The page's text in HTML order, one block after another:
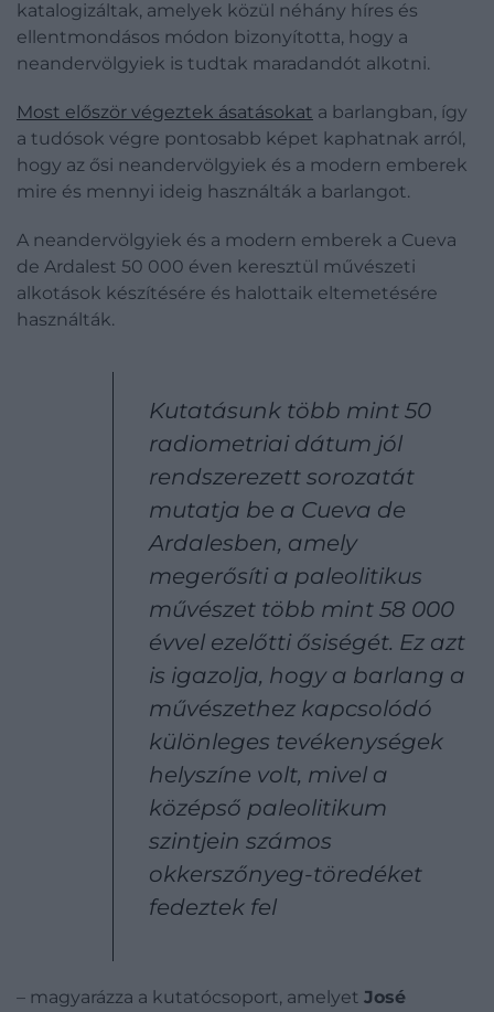
katalogizáltak, amelyek közül néhány híres és
ellentmondásos módon bizonyította, hogy a
neandervölgyiek is tudtak maradandót alkotni.
Most először végeztek ásatásokat a barlangban, így
a tudósok végre pontosabb képet kaphatnak arról,
hogy az ősi neandervölgyiek és a modern emberek
mire és mennyi ideig használták a barlangot.
A neandervölgyiek és a modern emberek a Cueva
de Ardalest 50 000 éven keresztül művészeti
alkotások készítésére és halottaik eltemetésére
használták.
Kutatásunk több mint 50
radiometriai dátum jól
rendszerezett sorozatát
mutatja be a Cueva de
Ardalesben, amely
megerősíti a paleolitikus
művészet több mint 58 000
évvel ezelőtti ősiségét. Ez azt
is igazolja, hogy a barlang a
művészethez kapcsolódó
különleges tevékenységek
helyszíne volt, mivel a
középső paleolitikum
szintjein számos
okkerszőnyeg-töredéket
fedeztek fel
– magyarázza a kutatócsoport, amelyet José